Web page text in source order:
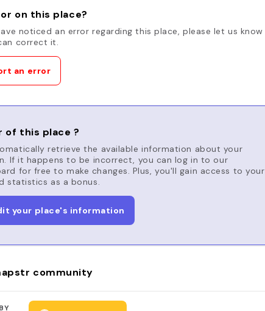
on this place?
noticed an error regarding this place, please let us know
correct it.
an error
of this place ?
retrieve the available information about your
If it happens to be incorrect, you can log in to our
for free to make changes. Plus, you'll gain access to your
statistics as a bonus.
your place's information
community